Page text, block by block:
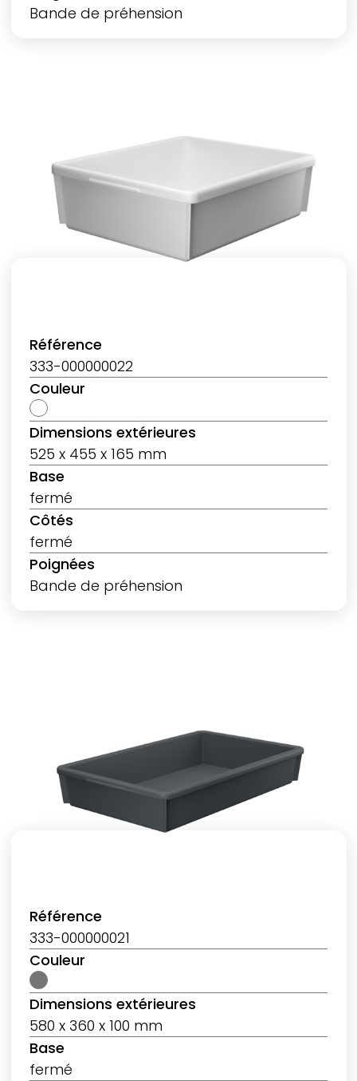
Bande de préhension
Référence
333-000000022
Couleur
Dimensions extérieures
525 x 455 x 165 mm
Base
fermé
Côtés
fermé
Poignées
Bande de préhension
Référence
333-000000021
Couleur
Dimensions extérieures
580 x 360 x 100 mm
Base
fermé